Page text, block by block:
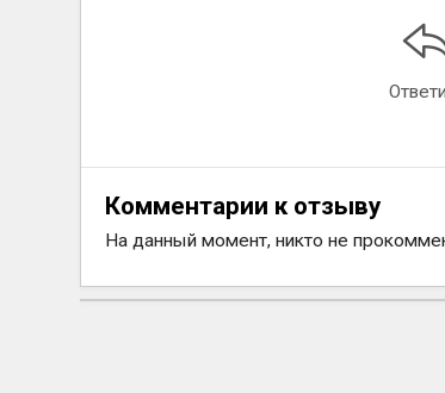
Комментарии к отзыву
На данный момент, никто не